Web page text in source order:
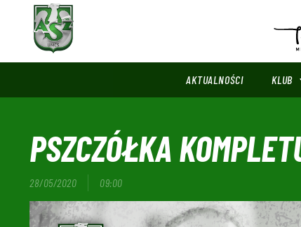
AKTUALNOŚCI KLUB
PSZCZÓŁKA
28/05/2020 09:00